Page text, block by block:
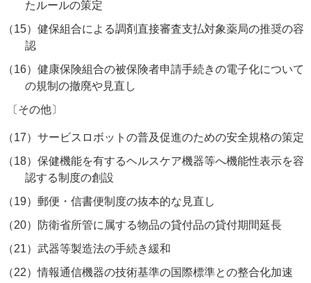
たルールの策定
（15） 健保組合による調剤直接審査支払対象薬局の推奨の容
認
（16） 健康保険組合の被保険者申請手続きの電子化について
の規制の撤廃や見直し
〔その他〕
（17） サービスロボットの普及促進のための安全規格の策定
（18） 保健機能を有するヘルスケア機器等へ機能性表示を容
認する制度の創設
（19） 郵便・信書便制度の抜本的な見直し
（20）
防衛省所管に属する物品の貸付品の貸付期間延長
（21） 武器等製造法の手続き緩和
（22）情報通信機器の技術基準の国際標準との整合化加速